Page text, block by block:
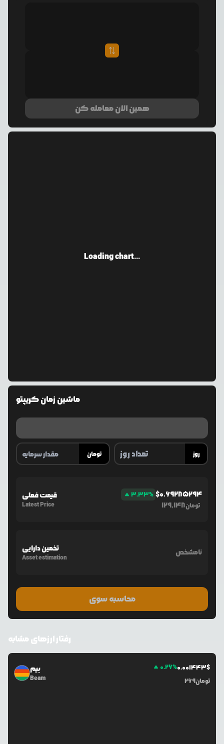
همین الان معامله کن
Loading chart...
ماشین زمان کریپتو
تومان روز
قیمت فعلی
Latest Price
3.33% $0.69285294
129,148تومان
تخمین دارایی
Asset estimation
نامشخص
محاسبه سوی
رفتار ارزهای مشابه
بیم
Beam
0.26%0.001443$
269تومان